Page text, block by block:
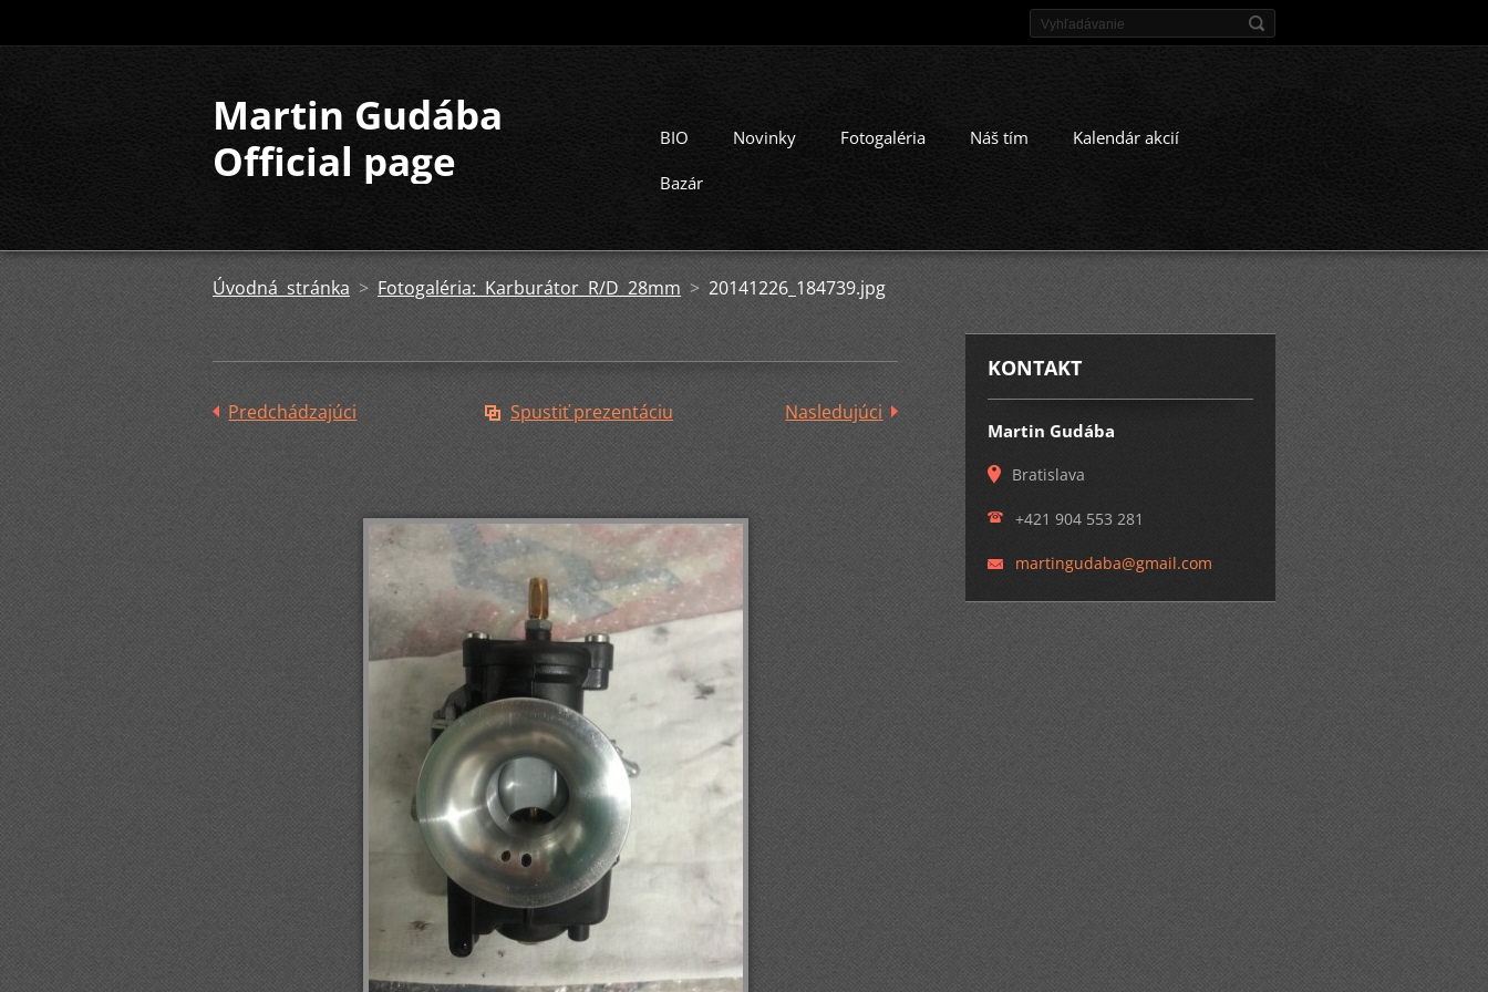
Martin Gudába
Official page
BIO Novinky Fotogaléria Náš tím Kalendár akcií
Bazár
Úvodná stránka > Fotogaléria: Karburátor R/D 28mm > 20141226_184739.jpg
Predchádzajúci Spustiť prezentáciu Nasledujúci
KONTAKT
Martin Gudába
Bratislava
+421 904 553 281
martingudaba@gmail.com